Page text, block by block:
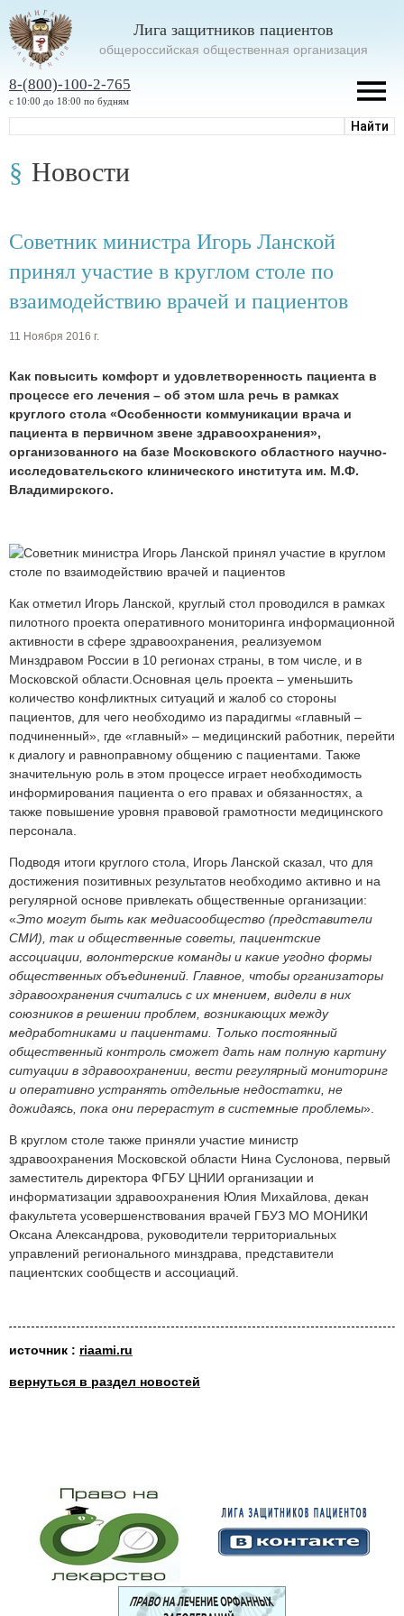
Лига защитников пациентов
oбщероссийская общественная организация
8-(800)-100-2-765
с 10:00 до 18:00 по будням
Новости
Советник министра Игорь Ланской
принял участие в круглом столе по
взаимодействию врачей и пациентов
11 Ноября 2016 г.
Как повысить комфорт и удовлетворенность пациента в
процессе его лечения – об этом шла речь в рамках
круглого стола «Особенности коммуникации врача и
пациента в первичном звене здравоохранения»,
организованного на базе Московского областного научно-
исследовательского клинического института им. М.Ф.
Владимирского.
Как отметил Игорь Ланской, круглый стол проводился в рамках
пилотного проекта оперативного мониторинга информационной
активности в сфере здравоохранения, реализуемом
Минздравом России в 10 регионах страны, в том числе, и в
Московской области.Основная цель проекта – уменьшить
количество конфликтных ситуаций и жалоб со стороны
пациентов, для чего необходимо из парадигмы «главный –
подчиненный», где «главный» – медицинский работник, перейти
к диалогу и равноправному общению с пациентами. Также
значительную роль в этом процессе играет необходимость
информирования пациента о его правах и обязанностях, а
также повышение уровня правовой грамотности медицинского
персонала.
Подводя итоги круглого стола, Игорь Ланской сказал, что для
достижения позитивных результатов необходимо активно и на
регулярной основе привлекать общественные организации:
«Это могут быть как медиасообщество (представители
СМИ), так и общественные советы, пациентские
ассоциации, волонтерские команды и какие угодно формы
общественных объединений. Главное, чтобы организаторы
здравоохранения считались с их мнением, видели в них
союзников в решении проблем, возникающих между
медработниками и пациентами. Только постоянный
общественный контроль сможет дать нам полную картину
ситуации в здравоохранении, вести регулярный мониторинг
и оперативно устранять отдельные недостатки, не
дожидаясь, пока они перерастут в системные проблемы».
В круглом столе также приняли участие министр
здравоохранения Московской области Нина Суслонова, первый
заместитель директора ФГБУ ЦНИИ организации и
информатизации здравоохранения Юлия Михайлова, декан
факультета усовершенствования врачей ГБУЗ МО МОНИКИ
Оксана Александрова, руководители территориальных
управлений регионального минздрава, представители
пациентских сообществ и ассоциаций.
источник : riaami.ru
вернуться в раздел новостей